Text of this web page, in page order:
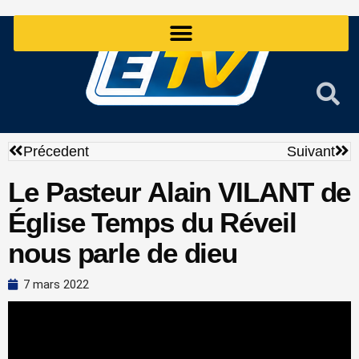
Précédent
Précedent Suivant
Le Pasteur Alain VILANT de
Église Temps du Réveil
nous parle de dieu
7 mars 2022